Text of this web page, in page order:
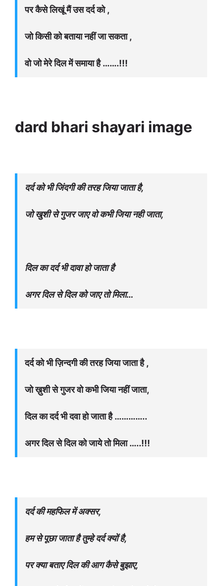
पर कैसे लिखूं मैं उस दर्द को ,
जो किसी को बताया नहीं जा सकता ,
वो जो मेरे दिल में समाया है …….!!!
dard bhari shayari image
दर्द को भी जिंदगी की तरह जिया जाता है,
जो खुशी से गुजर जाए वो कभी जिया नही जाता,
दिल का दर्द भी दावा हो जाता है
अगर दिल से दिल को जाए तो मिला…
दर्द को भी ज़िन्दगी की तरह जिया जाता है ,
जो ख़ुशी से गुजर वो कभी जिया नहीं जाता,
दिल का दर्द भी दवा हो जाता है …………..
अगर दिल से दिल को जाये तो मिला …..!!!
दर्द की महफिल में अक्सर,
हम से पूछा जाता है तुम्हे दर्द क्यों है,
पर क्या बताए दिल की आग कैसे बुझाए,